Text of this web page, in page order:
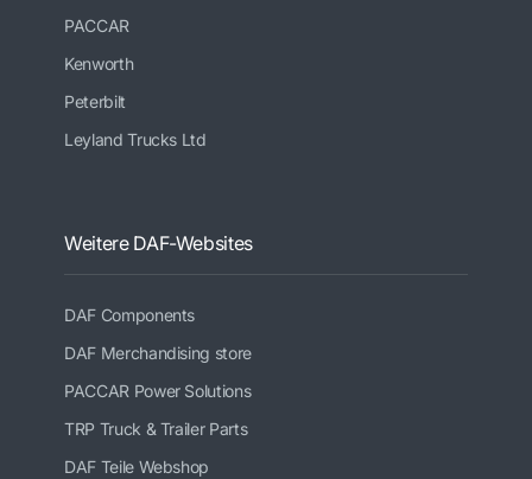
PACCAR
Kenworth
Peterbilt
Leyland Trucks Ltd
Weitere DAF-Websites
DAF Components
DAF Merchandising store
PACCAR Power Solutions
TRP Truck & Trailer Parts
DAF Teile Webshop